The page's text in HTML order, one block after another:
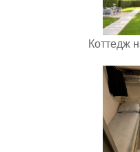
Коттедж